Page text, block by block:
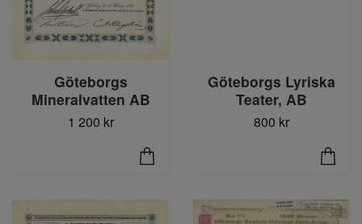
Göteborgs
Mineralvatten AB
1 200 kr
Göteborgs Lyriska
Teater, AB
800 kr